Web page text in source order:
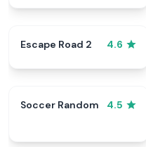
Escape Road 2 4.6
Soccer Random 4.5